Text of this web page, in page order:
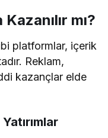
mı?
platformlar, içerik
Reklam,
kazançlar elde